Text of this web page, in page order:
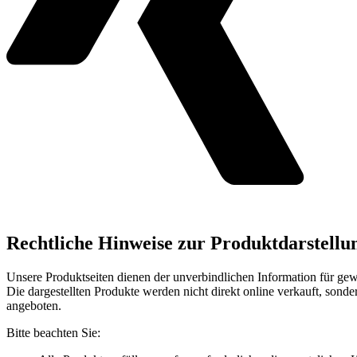
Rechtliche Hinweise zur
Unsere Produktseiten dienen der unverbindlichen Information für
Die dargestellten Produkte werden nicht direkt online verkauft,
angeboten.
Bitte beachten Sie: